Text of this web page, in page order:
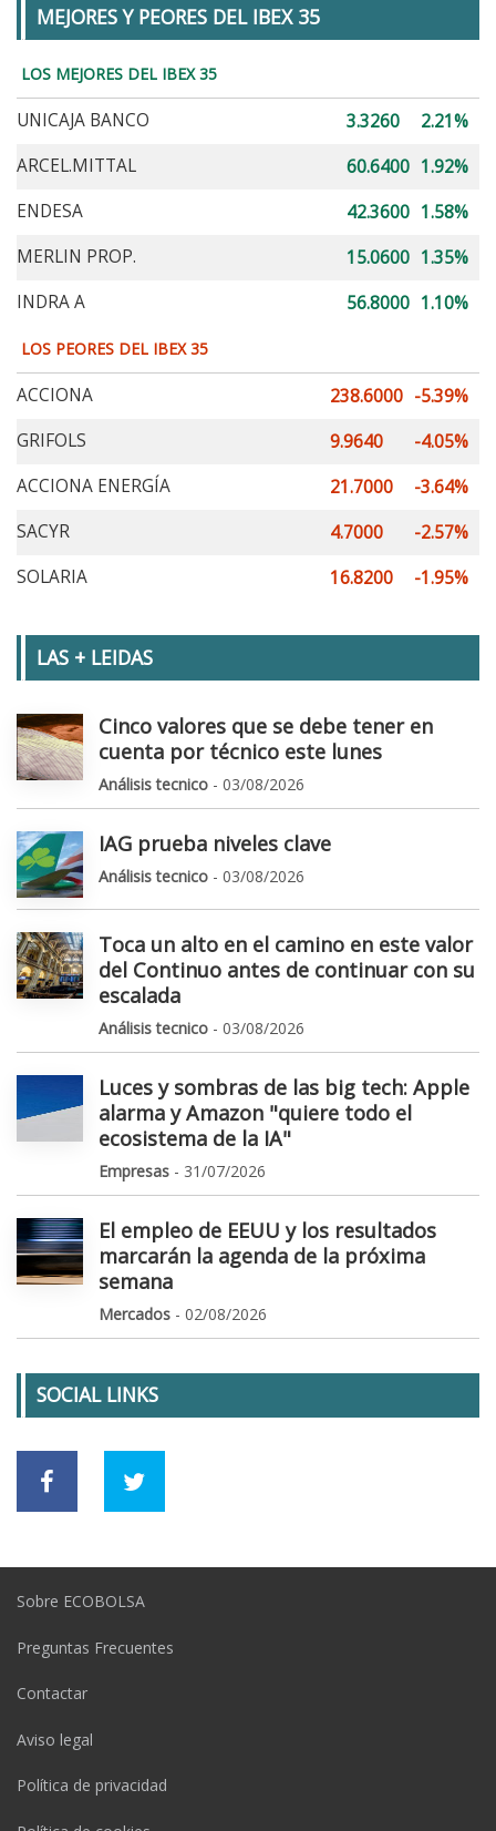
MEJORES Y PEORES DEL IBEX 35
LOS MEJORES DEL IBEX 35
UNICAJA BANCO 3.3260
2.21%
ARCEL.MITTAL
60.6400 1.92%
ENDESA
42.3600 1.58%
MERLIN PROP.
15.0600 1.35%
INDRA A
56.8000 1.10%
LOS PEORES DEL IBEX 35
ACCIONA 238.6000 -5.39%
GRIFOLS
9.9640
-4.05%
ACCIONA ENERGÍA
21.7000
-3.64%
SACYR
4.7000
-2.57%
SOLARIA
16.8200 -1.95%
LAS + LEIDAS
Cinco valores que se debe tener en
cuenta por técnico este lunes
Análisis tecnico - 03/08/2026
IAG prueba niveles clave
Análisis tecnico - 03/08/2026
Toca un alto en el camino en este valor
del Continuo antes de continuar con su
escalada
Análisis tecnico - 03/08/2026
Luces y sombras de las big tech: Apple
alarma y Amazon "quiere todo el
ecosistema de la IA"
Empresas - 31/07/2026
El empleo de EEUU y los resultados
marcarán la agenda de la próxima
semana
Mercados - 02/08/2026
SOCIAL LINKS
Sobre ECOBOLSA
Preguntas Frecuentes
Contactar
Aviso legal
Política de privacidad